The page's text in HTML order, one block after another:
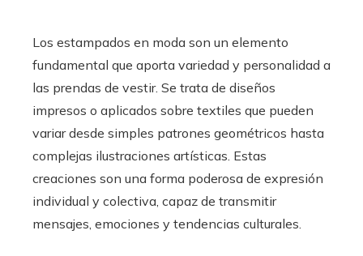
Los estampados en moda son un elemento
fundamental que aporta variedad y personalidad a
las prendas de vestir. Se trata de diseños
impresos o aplicados sobre textiles que pueden
variar desde simples patrones geométricos hasta
complejas ilustraciones artísticas. Estas
creaciones son una forma poderosa de expresión
individual y colectiva, capaz de transmitir
mensajes, emociones y tendencias culturales.